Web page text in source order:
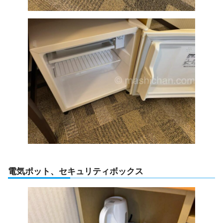
電気ポット、セキュリティボックス